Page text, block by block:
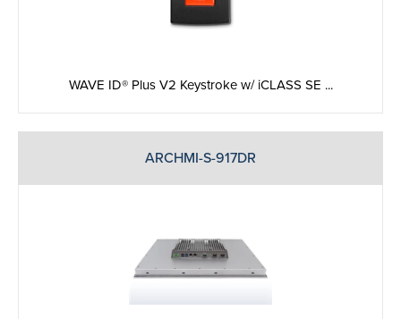
WAVE ID® Plus V2 Keystroke w/ iCLASS SE ...
ARCHMI-S-917DR